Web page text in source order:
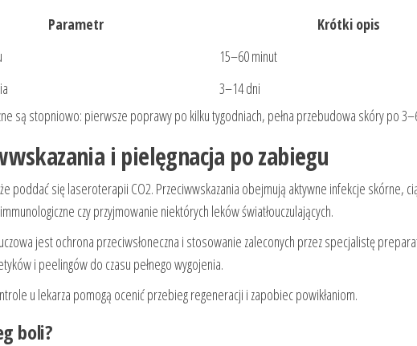
Parametr
Krótki opis
15–60 minut
3–14 dni
są stopniowo: pierwsze poprawy po kilku tygodniach, pełna przebudowa skóry po
i pielęgnacja po zabiegu
poddać się laseroterapii CO2. Przeciwwskazania obejmują aktywne infekcje skórne,
czy przyjmowanie niektórych leków światłouczulających.
jest ochrona przeciwsłoneczna i stosowanie zaleconych przez specjalistę
i peelingów do czasu pełnego wygojenia.
u lekarza pomogą ocenić przebieg regeneracji i zapobiec powikłaniom.
boli?